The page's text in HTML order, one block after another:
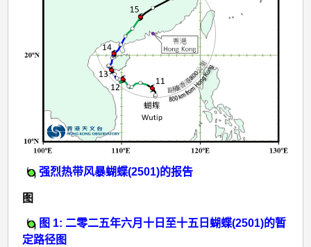
强烈热带风暴蝴蝶(2501)的报告
图
图 1: 二零二五年六月十日至十五日蝴蝶(2501)的暂
定路径图